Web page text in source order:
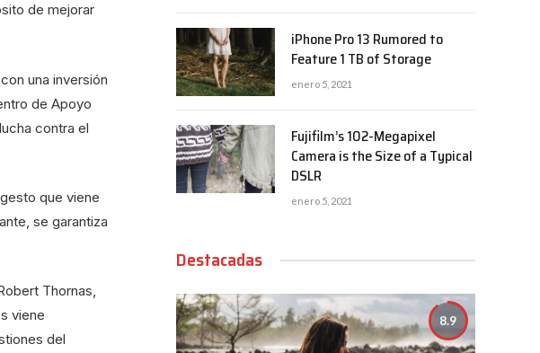
de mejorar
una inversión
de Apoyo
contra el
que viene
se garantiza
Thornas,
viene
del
iPhone Pro 13 Rumored to
Feature 1 TB of Storage
enero 5, 2021
Fujifilm’s 102-Megapixel
Camera is the Size of a Typical
DSLR
enero 5, 2021
Destacadas
8.9